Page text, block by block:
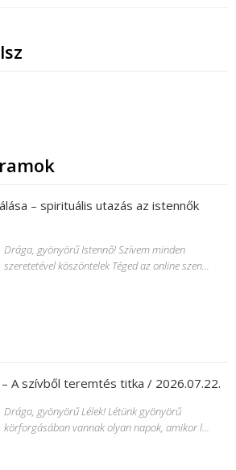
– spirituális utazás az istennők
Drága, gyönyörű Istennő! Szívem minden
szeretetével köszöntelek Téged az online szen...
A szívből teremtés titka / 2026.07.22.
Drága, gyönyörű Lélek! Létünk gyönyörű
körforgásában vannak olyan napok, amikor l...